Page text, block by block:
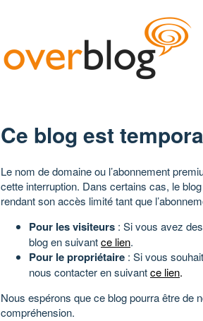
Ce blog est
Le nom de domaine ou l’abonnement
cette interruption. Dans certains cas, le
rendant son accès limité tant que
Pour les visiteurs : Si vous avez
blog en suivantce lien.
Pour le propriétaire : Si vous
nous contacter en suivantce lien.
Nous espérons que ce blog pourra être de
compréhension.